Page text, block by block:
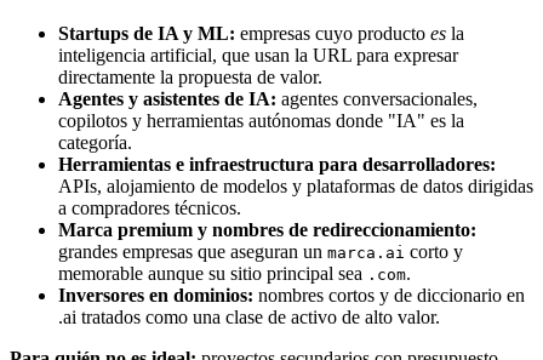
Startups de IA y ML: empresas cuyo producto es la
inteligencia artificial, que usan la URL para expresar
directamente la propuesta de valor.
Agentes y asistentes de IA: agentes conversacionales,
copilotos y herramientas autónomas donde "IA" es la
categoría.
Herramientas e infraestructura para desarrolladores:
APIs, alojamiento de modelos y plataformas de datos dirigidas
a compradores técnicos.
Marca premium y nombres de redireccionamiento:
grandes empresas que aseguran un marca.ai corto y
memorable aunque su sitio principal sea .com.
Inversores en dominios: nombres cortos y de diccionario en
.ai tratados como una clase de activo de alto valor.